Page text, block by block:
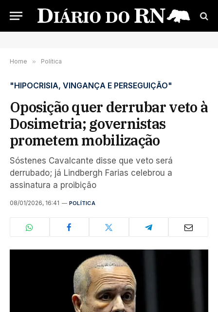
Home » Política
"HIPOCRISIA, VINGANÇA E PERSEGUIÇÃO"
Oposição quer derrubar veto à
Dosimetria; governistas
prometem mobilização
Sóstenes Cavalcante disse que veto será
derrubado; já Lindbergh Farias celebrou a
assinatura a proibição
08/01/2026, 16:41 POLÍTICA